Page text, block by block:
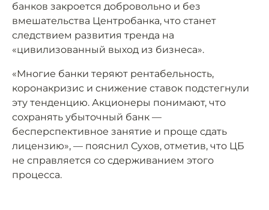
банков закроется добровольно и без
вмешательства Центробанка, что станет
следствием развития тренда на
«цивилизованный выход из бизнеса».
«Многие банки теряют рентабельность,
коронакризис и снижение ставок подстегнули
эту тенденцию. Акционеры понимают, что
сохранять убыточный банк —
бесперспективное занятие и проще сдать
лицензию», — пояснил Сухов, отметив, что ЦБ
не справляется со сдерживанием этого
процесса.